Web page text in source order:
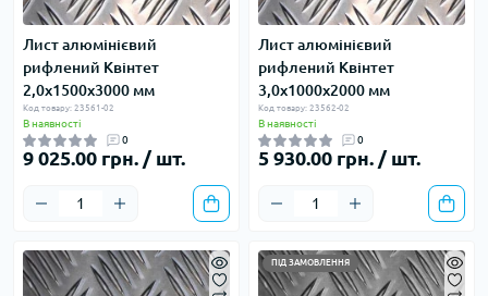
Лист алюмінієвий
рифлений Квінтет
2,0х1500х3000 мм
Код товару: 23561-02
В наявності
0
9 025.00 грн. / шт.
Лист алюмінієвий
рифлений Квінтет
3,0х1000х2000 мм
Код товару: 23562-02
В наявності
0
5 930.00 грн. / шт.
ПІД ЗАМОВЛЕННЯ